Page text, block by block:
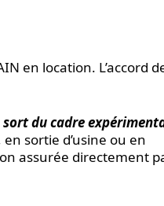
en location. L’accord
du cadre
sortie d’usine ou en
assurée directement